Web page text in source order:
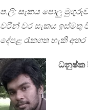
ප.ලි: සැකය පොලු
වරින් වර සැකය ඉස්මතු
දේපළ රැකගත හැකි
ධනුෂ්ක